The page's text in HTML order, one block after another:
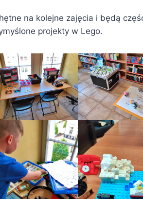
na kolejne zajęcia i będą
projekty w Lego.